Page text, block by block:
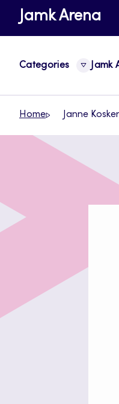
SkipJamk Arena
Categories Jamk
Home Janne